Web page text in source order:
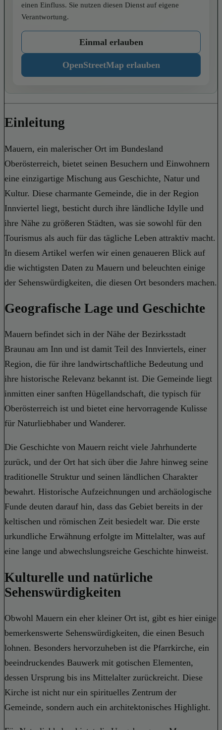
einen Einfluss. Sie nutzen diesen Dienst auf eigene
Verantwortung.
Einmal erlauben
OpenStreetMap erlauben
Einleitung
Mauern, ein malerischer Ort im Bundesland
Oberösterreich, bietet seinen Besuchern und Einwohnern
eine einzigartige Mischung aus Geschichte, Natur und
Kultur. Diese charmante Gemeinde, die in der Region
Innviertel liegt, besticht durch ihre ländliche Idylle und
ihre Nähe zu größeren Städten, was sie sowohl für den
Tourismus als auch für das tägliche Leben attraktiv macht.
In diesem Artikel werfen wir einen genaueren Blick auf
die wichtigsten Daten zu Mauern und beleuchten einige
der Sehenswürdigkeiten, die diesen Ort besonders machen.
Geografische Lage und Geschichte
Mauern befindet sich in der Nähe der Bezirksstadt
Braunau am Inn und ist damit Teil des Innviertels, einer
Region, die für ihre landwirtschaftliche Bedeutung und
ihre historische Relevanz bekannt ist. Die Gemeinde liegt
inmitten einer sanften Hügellandschaft, die typisch für
Oberösterreich ist und bietet eine hervorragende Kulisse
für Naturliebhaber und Wanderer.
Die Geschichte von Mauern reicht viele Jahrhunderte
zurück, und der Ort hat sich über die Jahre hinweg seine
traditionelle Struktur und seinen ländlichen Charakter
bewahrt. Historische Aufzeichnungen und archäologische
Funde deuten darauf hin, dass das Gebiet bereits in der
keltischen und römischen Zeit besiedelt war. Die erste
urkundliche Erwähnung erfolgte im Mittelalter, was auf
eine lange und abwechslungsreiche Geschichte hinweist.
Kulturelle und natürliche
Sehenswürdigkeiten
Obwohl Mauern ein eher kleiner Ort ist, gibt es hier einige
bemerkenswerte Sehenswürdigkeiten, die einen Besuch
lohnen. Besonders hervorzuheben ist die Pfarrkirche, ein
beeindruckendes Bauwerk mit gotischen Elementen,
dessen Ursprung bis ins Mittelalter zurückreicht. Diese
Kirche ist nicht nur ein spirituelles Zentrum der
Gemeinde, sondern auch ein architektonisches Highlight.